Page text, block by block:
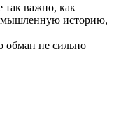
так важно, как
историю,
обман не сильно